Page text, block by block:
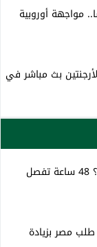
مواجهة أوروبية
بث مباشر في
محمد صلاح إلى بشكتاش؟ 48 ساعة تفصل
مصر بزيادة